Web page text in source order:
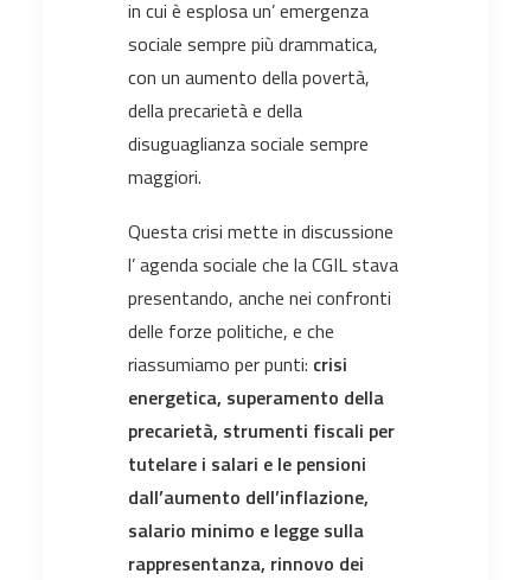
in cui è esplosa un’ emergenza
sociale sempre più drammatica,
con un aumento della povertà,
della precarietà e della
disuguaglianza sociale sempre
maggiori.
Questa crisi mette in discussione
l’ agenda sociale che la CGIL stava
presentando, anche nei confronti
delle forze politiche, e che
riassumiamo per punti: crisi
energetica, superamento della
precarietà, strumenti fiscali per
tutelare i salari e le pensioni
dall’aumento dell’inflazione,
salario minimo e legge sulla
rappresentanza, rinnovo dei